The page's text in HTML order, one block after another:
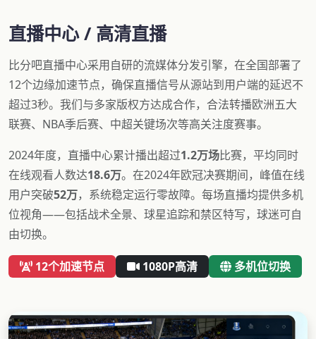
直播中心 / 高清直播
比分吧直播中心采用自研的流媒体分发引擎，在全国部署了
12个边缘加速节点，确保直播信号从源站到用户端的延迟不
超过3秒。我们与多家版权方达成合作，合法转播欧洲五大
联赛、NBA季后赛、中超关键场次等高关注度赛事。
2024年度，直播中心累计播出超过1.2万场比赛，平均同时
在线观看人数达18.6万。在2024年欧冠决赛期间，峰值在线
用户突破52万，系统稳定运行零故障。每场直播均提供多机
位视角——包括战术全景、球星追踪和禁区特写，球迷可自
由切换。
12个加速节点 1080P高清 多机位切换